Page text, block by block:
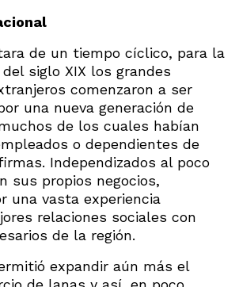
de un tiempo cíclico, para la
siglo XIX los grandes
comenzaron a ser
una nueva generación de
de los cuales habían
o dependientes de
Independizados al poco
sus propios negocios,
una vasta experiencia
relaciones sociales con
de la región.
expandir aún más el